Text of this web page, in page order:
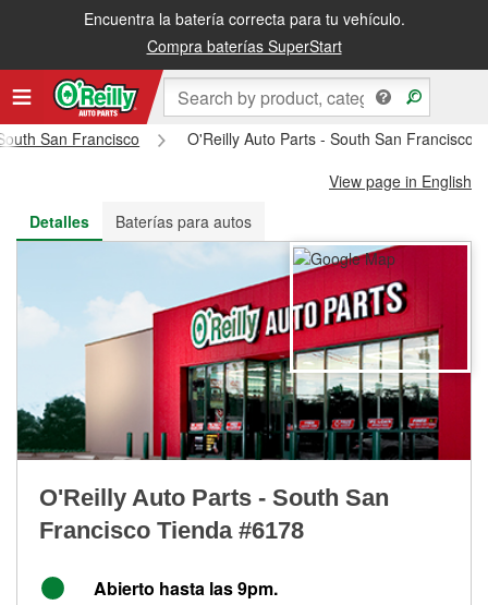
Encuentra la batería correcta para tu vehículo.
Compra baterías SuperStart
Recibe tu orden gratis al día siguiente o recógela en la tienda
San Francisco
O'Reilly Auto Parts - South San Francisco
View page in English
Detalles
Baterías para autos
O'Reilly Auto Parts - South San
Francisco Tienda #6178
Abierto hasta las 9pm.